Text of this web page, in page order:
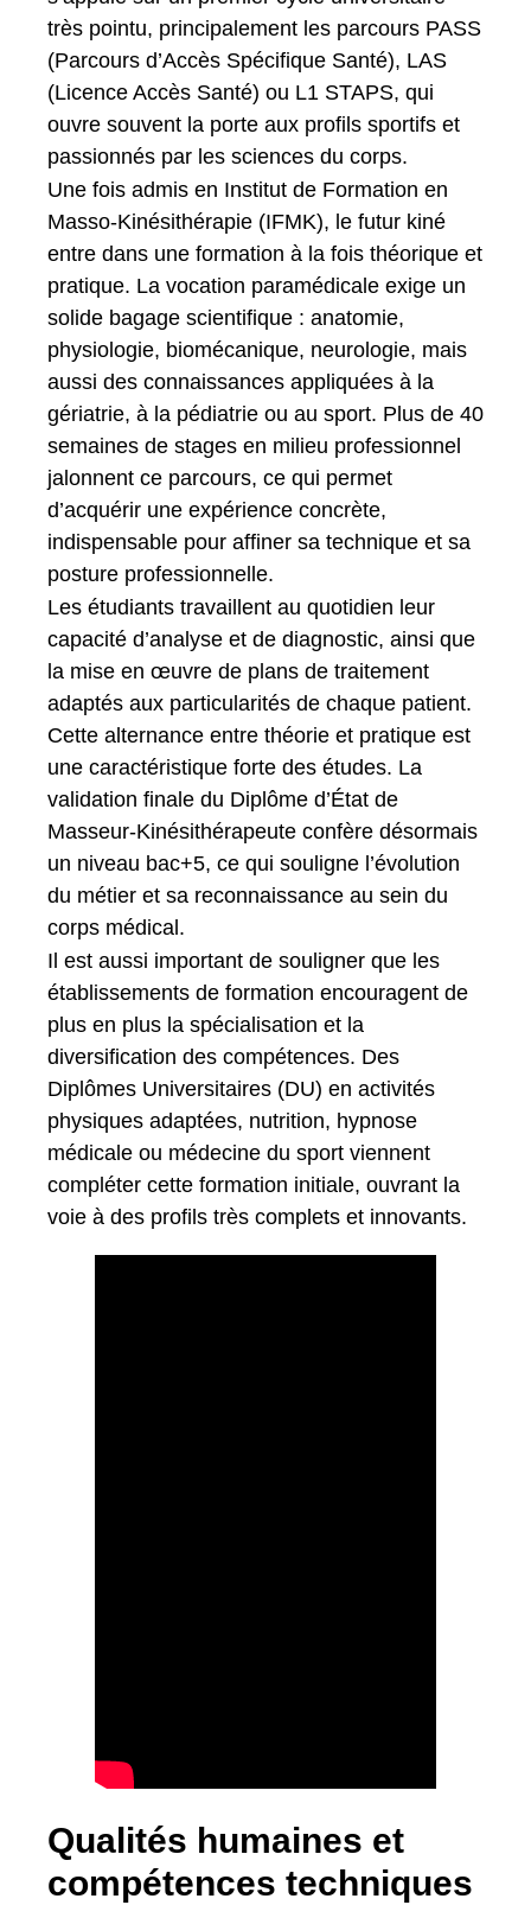
très pointu, principalement les parcours PASS
(Parcours d’Accès Spécifique Santé), LAS
(Licence Accès Santé) ou L1 STAPS, qui
ouvre souvent la porte aux profils sportifs et
passionnés par les sciences du corps.
Une fois admis en Institut de Formation en
Masso-Kinésithérapie (IFMK), le futur kiné
entre dans une formation à la fois théorique et
pratique. La vocation paramédicale exige un
solide bagage scientifique : anatomie,
physiologie, biomécanique, neurologie, mais
aussi des connaissances appliquées à la
gériatrie, à la pédiatrie ou au sport. Plus de 40
semaines de stages en milieu professionnel
jalonnent ce parcours, ce qui permet
d’acquérir une expérience concrète,
indispensable pour affiner sa technique et sa
posture professionnelle.
Les étudiants travaillent au quotidien leur
capacité d’analyse et de diagnostic, ainsi que
la mise en œuvre de plans de traitement
adaptés aux particularités de chaque patient.
Cette alternance entre théorie et pratique est
une caractéristique forte des études. La
validation finale du Diplôme d’État de
Masseur-Kinésithérapeute confère désormais
un niveau bac+5, ce qui souligne l’évolution
du métier et sa reconnaissance au sein du
corps médical.
Il est aussi important de souligner que les
établissements de formation encouragent de
plus en plus la spécialisation et la
diversification des compétences. Des
Diplômes Universitaires (DU) en activités
physiques adaptées, nutrition, hypnose
médicale ou médecine du sport viennent
compléter cette formation initiale, ouvrant la
voie à des profils très complets et innovants.
Qualités humaines et
compétences techniques